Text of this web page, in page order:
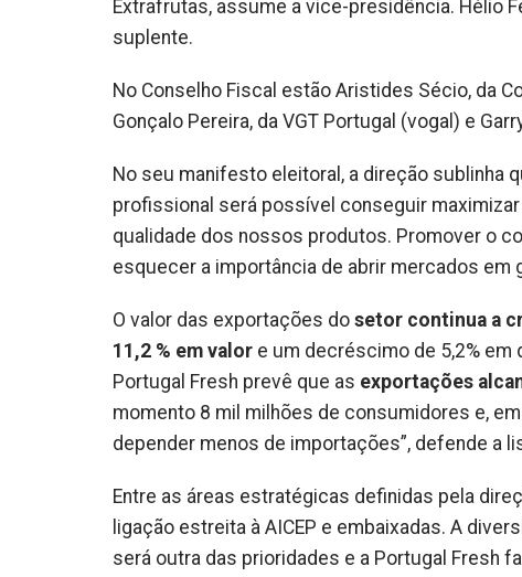
Extrafrutas, assume a vice-presidência. Hélio
suplente.
No Conselho Fiscal estão Aristides Sécio, da
Gonçalo Pereira, da VGT Portugal (vogal) e
No seu manifesto eleitoral, a direção sublinha
profissional será possível conseguir
qualidade dos nossos produtos. Promover o
esquecer a importância de abrir mercados em
O valor das exportações do setor continua a
11,2 % em valor e um decréscimo de 5,2% em
Portugal Fresh prevê que as exportações
momento 8 mil milhões de consumidores e,
depender menos de importações”, defende a
Entre as áreas estratégicas definidas pela
ligação estreita à AICEP e embaixadas. A
será outra das prioridades e a Portugal Fresh